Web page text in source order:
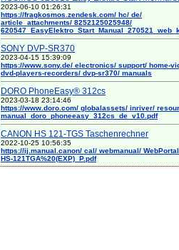
2023-06-10 01:26:31
https://fragkosmos.zendesk.com/ hc/ de/
article_attachments/ 8252125025948/
SONY DVP-SR370
2023-04-15 15:39:09
https://www.sony.de/ electronics/ support/ home-
dvd-players-recorders/ dvp-sr370/ manuals
DORO PhoneEasy® 312cs
2023-03-18 23:14:46
https://www.doro.com/ globalassets/ inriver/
manual_doro_phoneeasy_312cs_de_v10.pdf
CANON HS 121-TGS Taschenrechner
2022-10-25 10:56:35
https://ij.manual.canon/ cal/ webmanual/
HS-121TGA%20(EXP)_P.pdf